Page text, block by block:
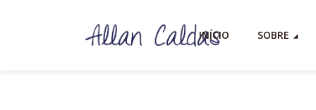
INÍCIO SOBRE